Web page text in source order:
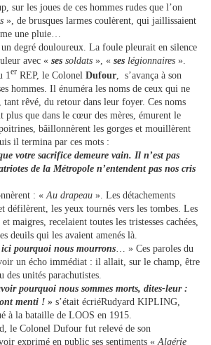
sur les joues de ces hommes rudes que l’on
», de brusques larmes coulèrent, qui jaillissaient
une pluie…
degré douloureux. La foule pleurait en silence
avec « ses soldats », « ses légionnaires ».
1er REP, le Colonel Dufour, s’avança à son
hommes. Il énuméra les noms de ceux qui ne
rêvé, du retour dans leur foyer. Ces noms
que dans le cœur des mères, émurent le
bâillonnèrent les gorges et mouillèrent
il termina par ces mots :
votre sacrifice demeure vain. Il n’est pas
de la Métropole n’entendent pas nos cris
: «Au drapeau ». Les détachements
défilèrent, les yeux tournés vers les tombes. Les
maigres, recelaient toutes les tristesses cachées,
deuils qui les avaient amenés là.
ici pourquoi nous mourrons… » Ces paroles du
un écho immédiat : il allait, sur le champ, être
des unités parachutistes.
pourquoi nous sommes morts, dites-leur :
menti ! » s’était écriéRudyard KIPLING,
à la bataille de LOOS en 1915.
le Colonel Dufour fut relevé de son
exprimé en public ses sentiments «Algérie